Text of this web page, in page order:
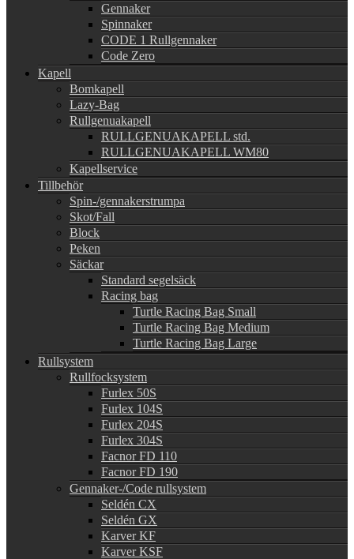
Gennaker
Spinnaker
CODE 1 Rullgennaker
Code Zero
Kapell
Bomkapell
Lazy-Bag
Rullgenuakapell
RULLGENUAKAPELL std.
RULLGENUAKAPELL WM80
Kapellservice
Tillbehör
Spin-/gennakerstrumpa
Skot/Fall
Block
Peken
Säckar
Standard segelsäck
Racing bag
Turtle Racing Bag Small
Turtle Racing Bag Medium
Turtle Racing Bag Large
Rullsystem
Rullfocksystem
Furlex 50S
Furlex 104S
Furlex 204S
Furlex 304S
Facnor FD 110
Facnor FD 190
Gennaker-/Code rullsystem
Seldén CX
Seldén GX
Karver KF
Karver KSF